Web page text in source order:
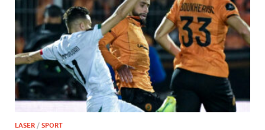
LASER / SPORT